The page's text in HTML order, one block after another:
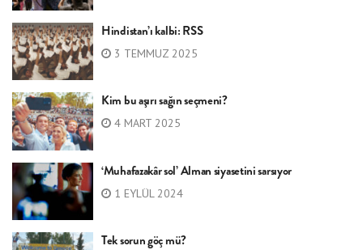
Hindistan’ı kalbi: RSS
3 TEMMUZ 2025
Kim bu aşırı sağın seçmeni?
4 MART 2025
‘Muhafazakâr sol’ Alman siyasetini sarsıyor
1 EYLÜL 2024
Tek sorun göç mü?